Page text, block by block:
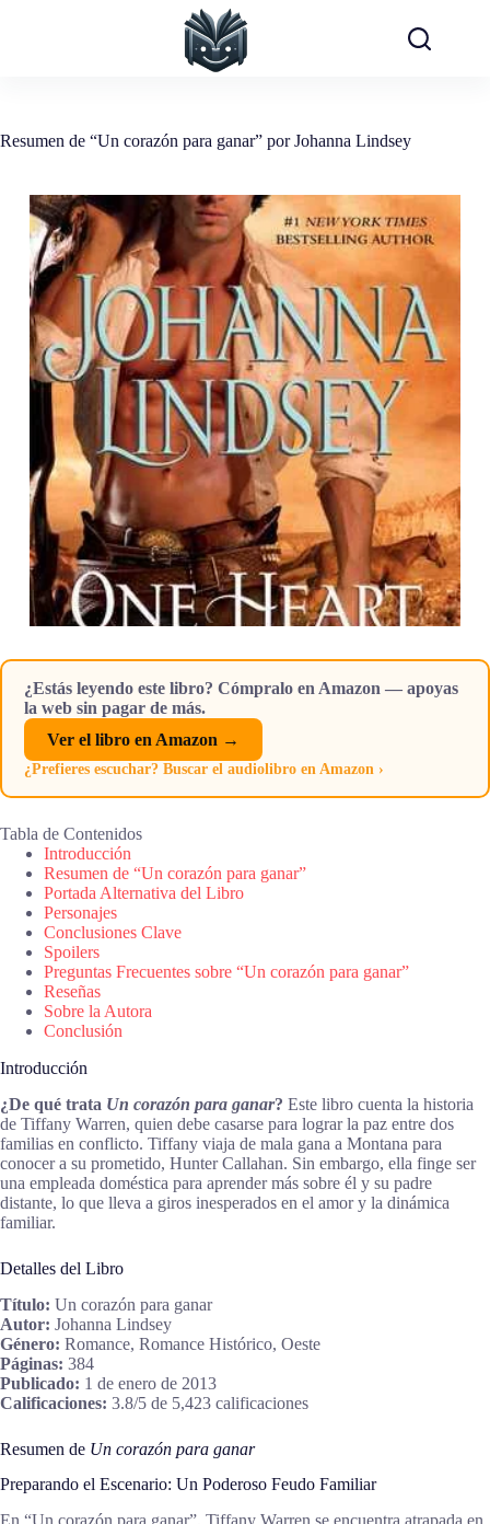
Resumen de “Un corazón para ganar” por Johanna Lindsey
¿Estás leyendo este libro? Cómpralo en Amazon — apoyas
la web sin pagar de más.
Ver el libro en Amazon →
¿Prefieres escuchar? Buscar el audiolibro en Amazon ›
Tabla de Contenidos
Introducción
Resumen de “Un corazón para ganar”
Portada Alternativa del Libro
Personajes
Conclusiones Clave
Spoilers
Preguntas Frecuentes sobre “Un corazón para ganar”
Reseñas
Sobre la Autora
Conclusión
Introducción
¿De qué trata Un corazón para ganar? Este libro cuenta la historia
de Tiffany Warren, quien debe casarse para lograr la paz entre dos
familias en conflicto. Tiffany viaja de mala gana a Montana para
conocer a su prometido, Hunter Callahan. Sin embargo, ella finge ser
una empleada doméstica para aprender más sobre él y su padre
distante, lo que lleva a giros inesperados en el amor y la dinámica
familiar.
Detalles del Libro
Título: Un corazón para ganar
Autor: Johanna Lindsey
Género: Romance, Romance Histórico, Oeste
Páginas: 384
Publicado: 1 de enero de 2013
Calificaciones: 3.8/5 de 5,423 calificaciones
Resumen de Un corazón para ganar
Preparando el Escenario: Un Poderoso Feudo Familiar